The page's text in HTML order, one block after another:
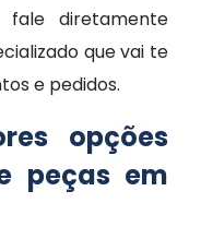
fale diretamente
que vai te
e pedidos.
opções
peças em